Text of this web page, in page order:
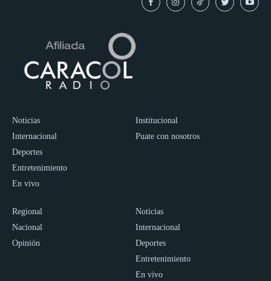
Noticias
Internacional
Deportes
Entretenimiento
En vivo
Institucional
Puate con nosotros
Regional
Nacional
Opinión
Noticias
Internacional
Deportes
Entretenimiento
En vivo